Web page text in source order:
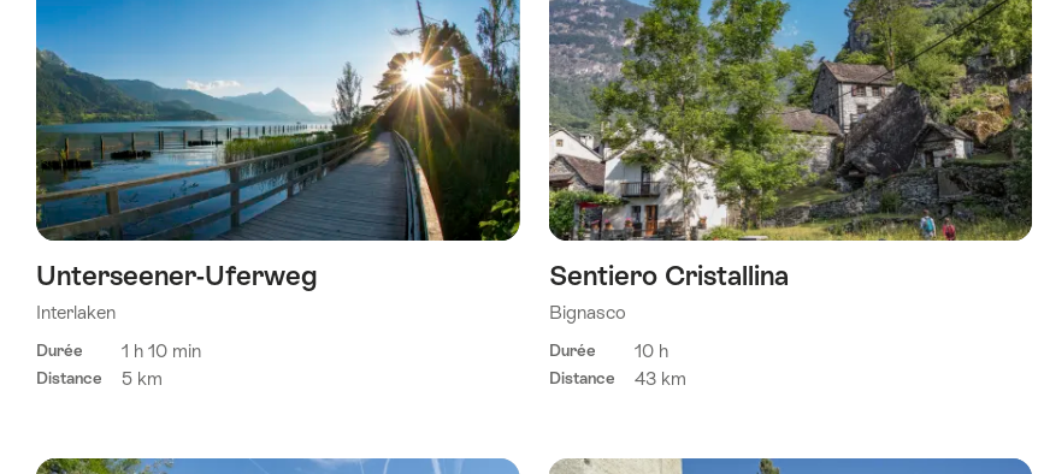
Unterseener-Uferweg
Interlaken
Durée 1 h 10 min
Distance 5 km
Sentiero Cristallina
Bignasco
Durée 10 h
Distance 43 km